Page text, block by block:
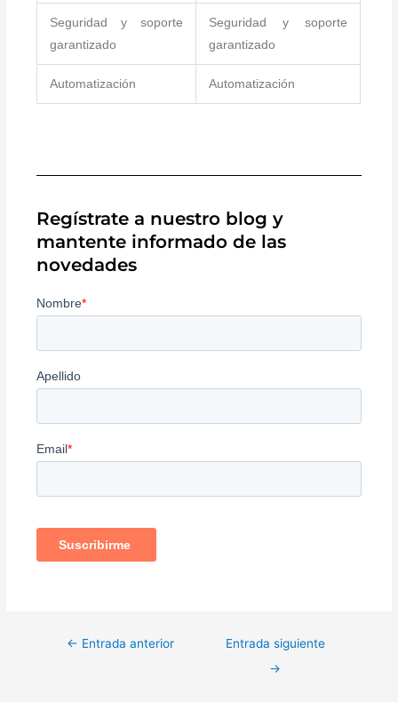
Seguridad y soporte
garantizado
Seguridad y soporte
garantizado
Automatización Automatización
Regístrate a nuestro blog y
mantente informado de las
novedades
← Entrada anterior
Entrada siguiente
→